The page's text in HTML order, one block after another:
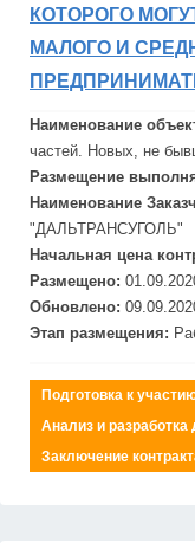
КОТОРОГО
МАЛОГО И
Наименование
частей. Новых, не
Размещение
Наименование
"ДАЛЬТРАНСУГОЛЬ"
Начальная цена
Размещено:
Обновлено:
Этап размещения:
Подготовка к
Анализ и разработка
Заключение